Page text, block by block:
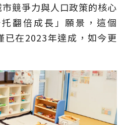
競爭力與人口政策的核心
翻倍成長」願景，這個
已在2023年達成，如今更